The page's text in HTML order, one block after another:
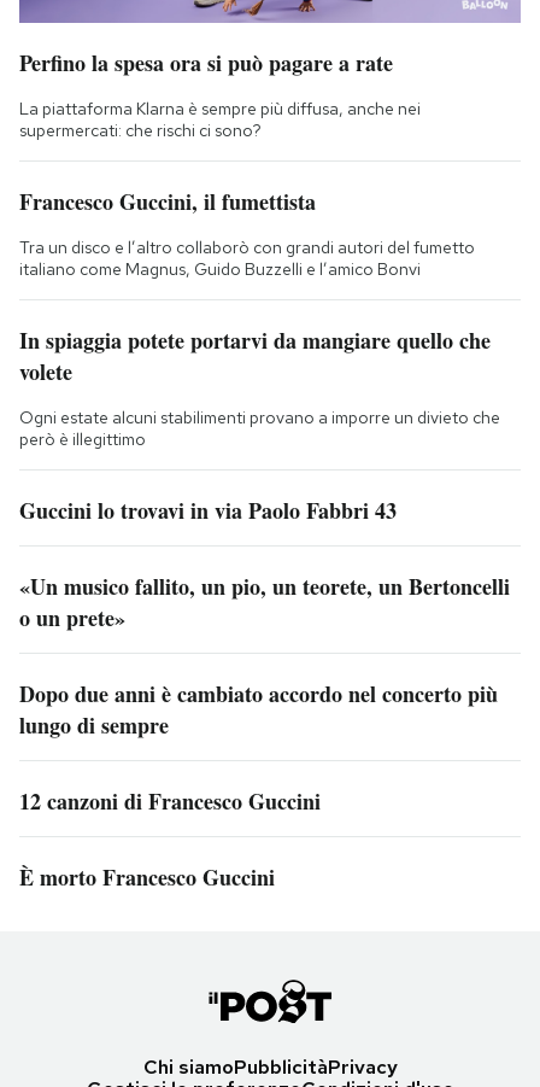
Perfino la spesa ora si può pagare a rate
La piattaforma Klarna è sempre più diffusa, anche nei
supermercati: che rischi ci sono?
Francesco Guccini, il fumettista
Tra un disco e l’altro collaborò con grandi autori del fumetto
italiano come Magnus, Guido Buzzelli e l’amico Bonvi
In spiaggia potete portarvi da mangiare quello che
volete
Ogni estate alcuni stabilimenti provano a imporre un divieto che
però è illegittimo
Guccini lo trovavi in via Paolo Fabbri 43
«Un musico fallito, un pio, un teorete, un Bertoncelli
o un prete»
Dopo due anni è cambiato accordo nel concerto più
lungo di sempre
12 canzoni di Francesco Guccini
È morto Francesco Guccini
Chi siamoPubblicitàPrivacy